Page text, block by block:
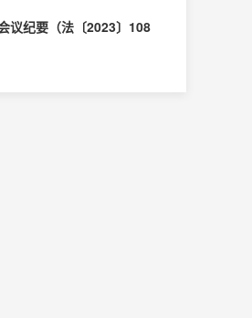
议纪要（法〔2023〕108